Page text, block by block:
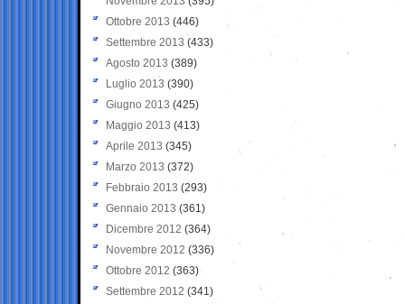
Ottobre 2013 (446)
Settembre 2013 (433)
Agosto 2013 (389)
Luglio 2013 (390)
Giugno 2013 (425)
Maggio 2013 (413)
Aprile 2013 (345)
Marzo 2013 (372)
Febbraio 2013 (293)
Gennaio 2013 (361)
Dicembre 2012 (364)
Novembre 2012 (336)
Ottobre 2012 (363)
Settembre 2012 (341)